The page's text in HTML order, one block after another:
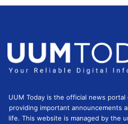
UUM Today is the official news
providing important announcements
life. This website is managed by the